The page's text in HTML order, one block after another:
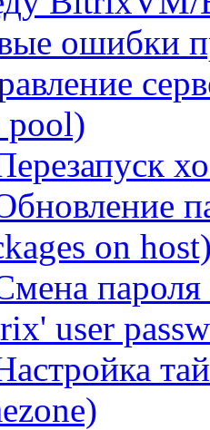
ошибки
pool)
on
пароля
user